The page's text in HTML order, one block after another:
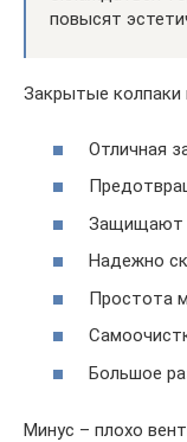
повысят
Закрытые
Отличная
Защищают
Надежно
Простота
Большое
Минус – плохо